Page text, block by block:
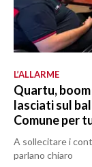
L’ALLARME
Quartu,
lasciati sul
Comune per
A sollecitare i
parlano chiaro